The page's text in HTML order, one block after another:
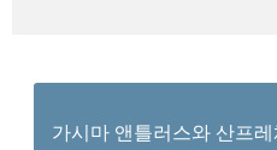
가시마 앤틀러스와 산프